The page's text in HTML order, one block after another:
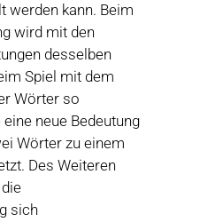
werden kann. Beim
wird mit den
desselben
Spiel mit dem
Wörter so
neue Bedeutung
Wörter zu einem
Des Weiteren
sich